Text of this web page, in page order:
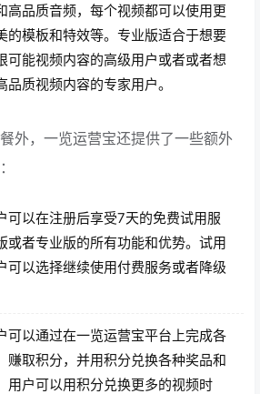
高品质音频，每个视频都可以使用更
的模板和特效等。专业版适合于想要
可能视频内容的高级用户或者或者想
品质视频内容的专家用户。
外，一览运营宝还提供了一些额外
可以在注册后享受7天的免费试用服
或者专业版的所有功能和优势。试用
可以选择继续使用付费服务或者降级
可以通过在一览运营宝平台上完成各
赚取积分，并用积分兑换各种奖品和
用户可以用积分兑换更多的视频时